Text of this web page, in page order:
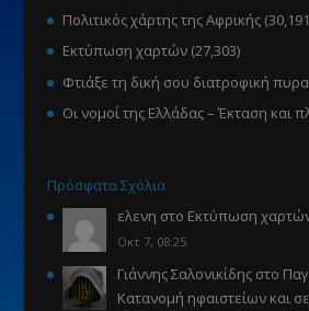
Πολιτικός χάρτης της Αφρικής
Εκτύπωση χαρτών (27,303)
Φτιάξε τη δική σου διατροφική
Οι νομοί της Ελλάδας – Έκταση και
Πρόσφατα Σχόλια
ελενη στο Εκτύπωση
Οκτ 7, 08:25
Γιάννης Σαλονικίδηςστο
Κατανομή ηφαιστείων και